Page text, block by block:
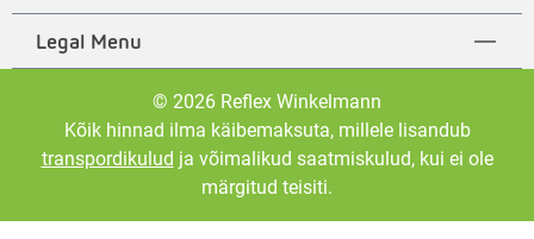
Legal Menu
© 2026 Reflex Winkelmann
Kõik hinnad ilma käibemaksuta, millele lisandub
transpordikulud ja võimalikud saatmiskulud, kui ei ole
märgitud teisiti.